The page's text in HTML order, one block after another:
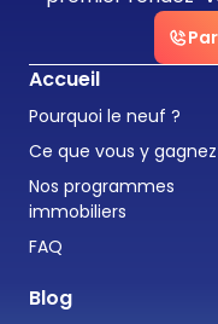
Accueil
Pourquoi le neuf ?
Ce que vous y gagnez
Nos programmes
immobiliers
FAQ
Blog